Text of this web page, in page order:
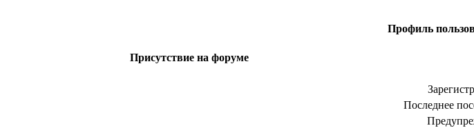
Профиль
Присутствие на форуме
Последнее